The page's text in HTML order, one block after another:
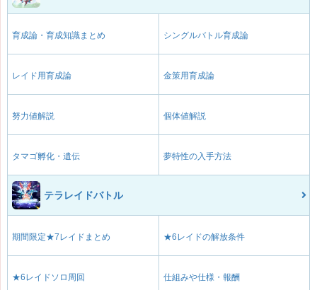
育成論・育成知識まとめ シングルバトル育成論
レイド用育成論 金策用育成論
努力値解説 個体値解説
タマゴ孵化・遺伝 夢特性の入手方法
テラレイドバトル
期間限定★7レイドまとめ ★6レイドの解放条件
★6レイドソロ周回 仕組みや仕様・報酬